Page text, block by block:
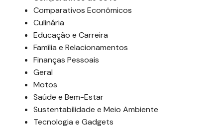
Comparativos Econômicos
Culinária
Educação e Carreira
Família e Relacionamentos
Finanças Pessoais
Geral
Motos
Saúde e Bem-Estar
Sustentabilidade e Meio Ambiente
Tecnologia e Gadgets